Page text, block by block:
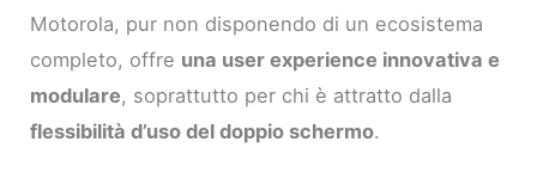
Motorola, pur non disponendo di un ecosistema
completo, offre una user experience innovativa e
modulare, soprattutto per chi è attratto dalla
flessibilità d’uso del doppio schermo.